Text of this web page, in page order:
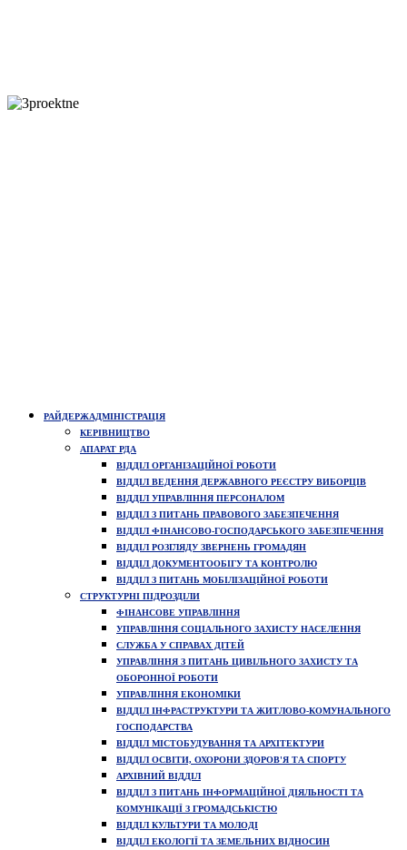
РАЙДЕРЖАДМІНІСТРАЦІЯ
КЕРІВНИЦТВО
АПАРАТ РДА
ВІДДІЛ ОРГАНІЗАЦІЙНОЇ РОБОТИ
ВІДДІЛ ВЕДЕННЯ ДЕРЖАВНОГО РЕЄСТРУ ВИБОРЦІВ
ВІДДІЛ УПРАВЛІННЯ ПЕРСОНАЛОМ
ВІДДІЛ З ПИТАНЬ ПРАВОВОГО ЗАБЕЗПЕЧЕННЯ
ВІДДІЛ ФІНАНСОВО-ГОСПОДАРСЬКОГО ЗАБЕЗПЕЧЕННЯ
ВІДДІЛ РОЗГЛЯДУ ЗВЕРНЕНЬ ГРОМАДЯН
ВІДДІЛ ДОКУМЕНТООБІГУ ТА КОНТРОЛЮ
ВІДДІЛ З ПИТАНЬ МОБІЛІЗАЦІЙНОЇ РОБОТИ
СТРУКТУРНІ ПІДРОЗДІЛИ
ФІНАНСОВЕ УПРАВЛІННЯ
УПРАВЛІННЯ СОЦІАЛЬНОГО ЗАХИСТУ НАСЕЛЕННЯ
СЛУЖБА У СПРАВАХ ДІТЕЙ
УПРАВЛІННЯ З ПИТАНЬ ЦИВІЛЬНОГО ЗАХИСТУ ТА
ОБОРОННОЇ РОБОТИ
УПРАВЛІННЯ ЕКОНОМІКИ
ВІДДІЛ ІНФРАСТРУКТУРИ ТА ЖИТЛОВО-КОМУНАЛЬНОГО
ГОСПОДАРСТВА
ВІДДІЛ МІСТОБУДУВАННЯ ТА АРХІТЕКТУРИ
ВІДДІЛ ОСВІТИ, ОХОРОНИ ЗДОРОВ'Я ТА СПОРТУ
АРХІВНИЙ ВІДДІЛ
ВІДДІЛ З ПИТАНЬ ІНФОРМАЦІЙНОЇ ДІЯЛЬНОСТІ ТА
КОМУНІКАЦІЇ З ГРОМАДСЬКІСТЮ
ВІДДІЛ КУЛЬТУРИ ТА МОЛОДІ
ВІДДІЛ ЕКОЛОГІЇ ТА ЗЕМЕЛЬНИХ ВІДНОСИН